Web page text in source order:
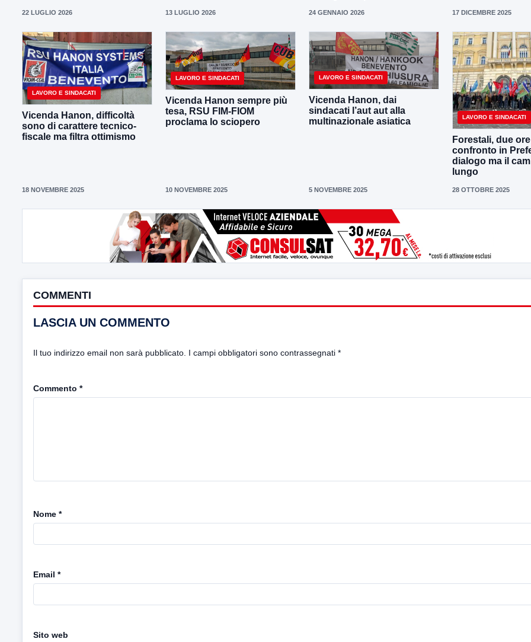
22 LUGLIO 2026 13 LUGLIO 2026 24 GENNAIO 2026 17 DICEMBRE 2025
LAVORO E SINDACATI
Vicenda Hanon, difficoltà
sono di carattere tecnico-
fiscale ma filtra ottimismo
18 NOVEMBRE 2025
LAVORO E SINDACATI
Vicenda Hanon sempre più
tesa, RSU FIM-FIOM
proclama lo sciopero
10 NOVEMBRE 2025
LAVORO E SINDACATI
Vicenda Hanon, dai
sindacati l’aut aut alla
multinazionale asiatica
5 NOVEMBRE 2025
LAVORO E SINDACATI
Forestali, due
confronto in
dialogo ma il
lungo
28 OTTOBRE 2025
COMMENTI
LASCIA UN COMMENTO
Il tuo indirizzo email non sarà pubblicato. I campi obbligatori sono contrassegnati *
Commento *
Nome *
Email *
Sito web